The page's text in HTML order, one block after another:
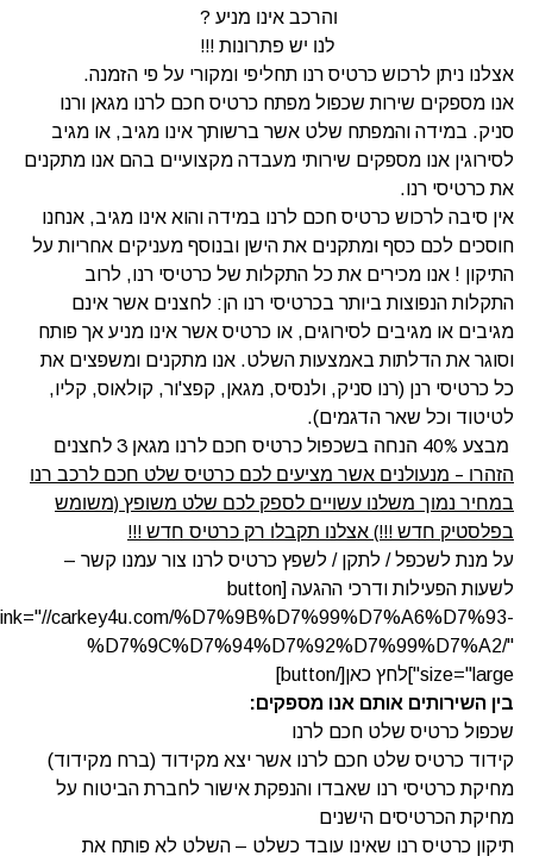
והרכב אינו מניע ?
לנו יש פתרונות !!!
אצלנו ניתן לרכוש כרטיס רנו תחליפי ומקורי על פי הזמנה.
אנו מספקים שירות שכפול מפתח כרטיס חכם לרנו מגאן ורנו
סניק. במידה והמפתח שלט אשר ברשותך אינו מגיב, או מגיב
לסירוגין אנו מספקים שירותי מעבדה מקצועיים בהם אנו מתקנים
את כרטיסי רנו.
אין סיבה לרכוש כרטיס חכם לרנו במידה והוא אינו מגיב, אנחנו
חוסכים לכם כסף ומתקנים את הישןובנוסף מעניקים אחריות על
התיקון ! אנו מכירים את כל התקלות של כרטיסי רנו, לרוב
התקלות הנפוצות ביותר בכרטיסי רנו הן: לחצנים אשר אינם
מגיבים או מגיבים לסירוגים, או כרטיס אשר אינו מניע אך פותח
וסוגר את הדלתות באמצעות השלט. אנו מתקנים ומשפצים את
כל כרטיסי רנן (רנו סניק, ולנסיס, מגאן, קפצ'ור, קולאוס, קליו,
לטיטוד וכל שאר הדגמים).
מבצע 40% הנחה בשכפול כרטיס חכם לרנו מגאן 3 לחצנים
הזהרו – מנעולנים אשר מציעים לכם כרטיס שלט חכם לרכב רנו
במחיר נמוך משלנו עשויים לספק לכם שלט משופץ (משומש
בפלסטיק חדש !!!)אצלנו תקבלו רק כרטיס חדש !!!
על מנת לשכפל / לתקן / לשפץ כרטיס לרנו צור עמנו קשר –
לשעות הפעילות ודרכי ההגעה [button
link="//carkey4u.com/%D7%9B%D7%99%D7%A6%D7%93-
%D7%9C%D7%94%D7%92%D7%99%D7%A2/"
size="large"]לחץ כאן[/button]
בין השירותים אותם אנו מספקים:
שכפול כרטיס שלט חכם לרנו
קידוד כרטיס שלט חכם לרנו אשר יצא מקידוד (ברח מקידוד)
מחיקת כרטיסי רנו שאבדו והנפקת אישור לחברת הביטוח על
מחיקת הכרטיסים הישנים
תיקון כרטיס רנו שאינו עובד כשלט– השלט לא פותח את